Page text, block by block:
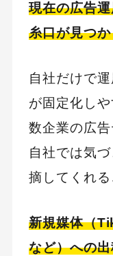
現在の広告
糸口が見つ
自社だけで
が固定化し
数企業の広告
自社では気
摘してくれる
新規媒体（
など）への